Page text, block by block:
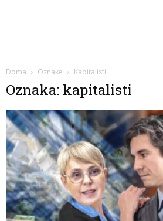
Doma Oznake Kapitalisti
Oznaka: kapitalisti